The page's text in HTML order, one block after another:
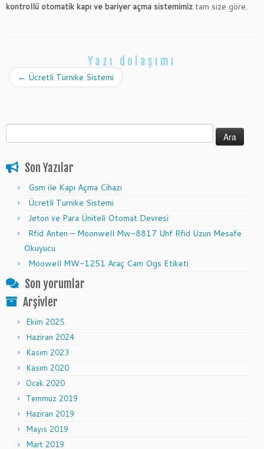
kontrollü otomatik kapı ve bariyer açma sistemimiz tam size göre.
Yazı dolaşımı
← Ücretli Turnike Sistemi
Son Yazılar
Gsm ile Kapı Açma Cihazı
Ücretli Turnike Sistemi
Jeton ve Para Üniteli Otomat Devresi
Rfid Anten – Moonwell Mw-8817 Uhf Rfid Uzun Mesafe
Okuyucu
Moowell MW-1251 Araç Cam Ogs Etiketi
Son yorumlar
Arşivler
Ekim 2025
Haziran 2024
Kasım 2023
Kasım 2020
Ocak 2020
Temmuz 2019
Haziran 2019
Mayıs 2019
Mart 2019